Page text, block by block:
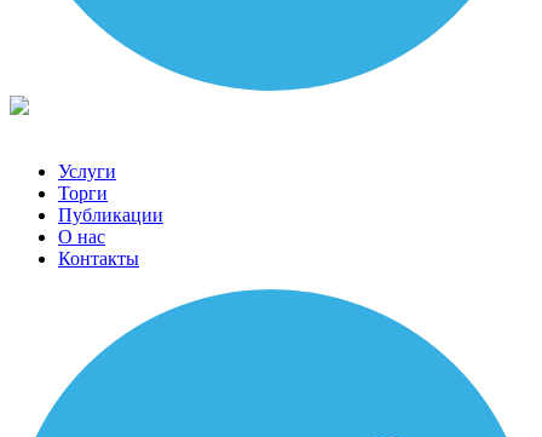
Услуги
Торги
Публикации
О нас
Контакты